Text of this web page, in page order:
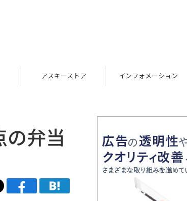
アスキーストア インフォメーション
弁当